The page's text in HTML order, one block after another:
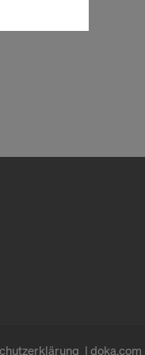
doka.com
indem